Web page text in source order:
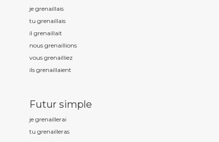
je grenaillais
tu grenaillais
il grenaillait
nous grenaillions
vous grenailliez
ils grenaillaient
Futur simple
je grenaillerai
tu grenailleras